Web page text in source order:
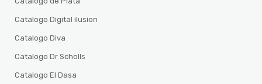
Catalogo Digital ilusion
Catalogo Diva
Catalogo Dr Scholls
Catalogo El Dasa